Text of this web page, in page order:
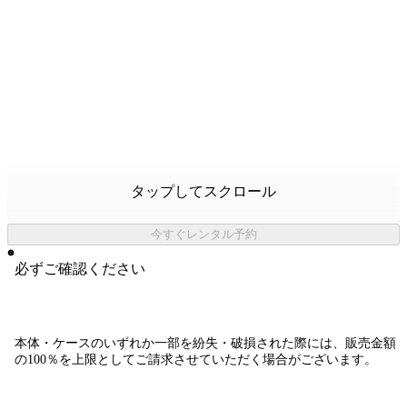
タップしてスクロール
今すぐレンタル予約
必ずご確認ください
本体・ケースのいずれか一部を紛失・破損された際には、販売金額
の100％を上限としてご請求させていただく場合がございます。